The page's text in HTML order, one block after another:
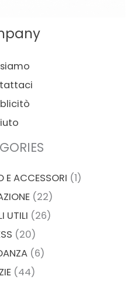
E ACCESSORI (1)
(22)
UTILI (26)
(20)
(6)
(44)